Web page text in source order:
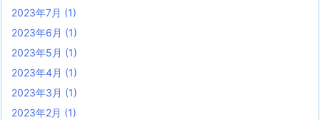
2023年7月 (1)
2023年6月 (1)
2023年5月 (1)
2023年4月 (1)
2023年3月 (1)
2023年2月 (1)